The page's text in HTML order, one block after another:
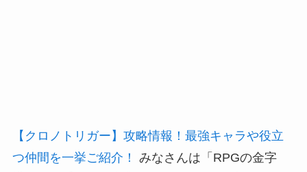
【クロノトリガー】攻略情報！最強キャラや役立
つ仲間を一挙ご紹介！
みなさんは「RPGの金字